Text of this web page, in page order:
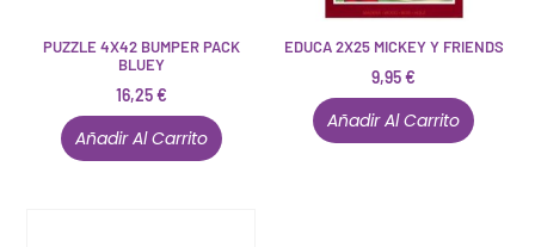
PUZZLE 4X42 BUMPER PACK
BLUEY
16,25€
Añadir Al Carrito
EDUCA 2X25 MICKEY Y FRIENDS
9,95€
Añadir Al Carrito